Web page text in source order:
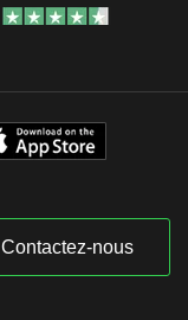
Contactez-nous